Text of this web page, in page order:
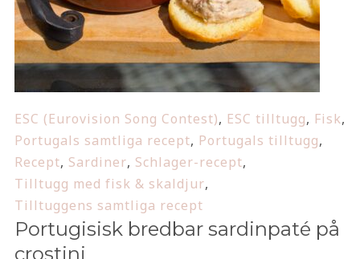
ESC (Eurovision Song Contest), ESC tilltugg, Fisk,
Portugals samtliga recept, Portugals tilltugg,
Recept, Sardiner, Schlager-recept,
Tilltugg med fisk & skaldjur,
Tilltuggens samtliga recept
Portugisisk bredbar sardinpaté på
crostini